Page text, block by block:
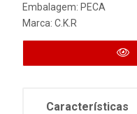
Embalagem: PECA
Marca: C.K.R
Características